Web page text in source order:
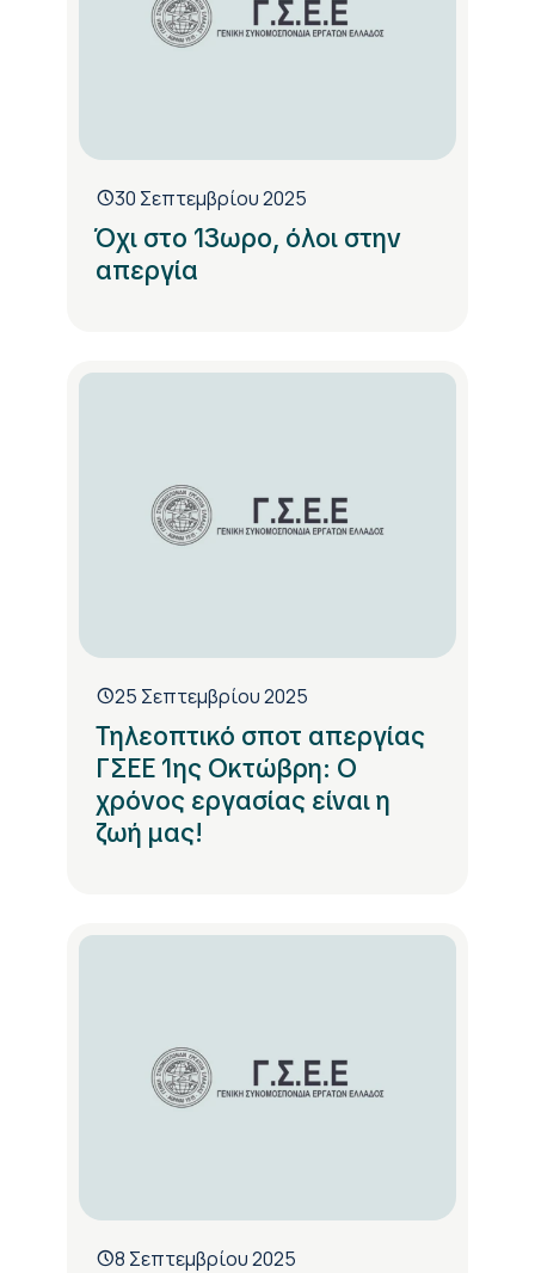
30 Σεπτεμβρίου 2025
Όχι στο 13ωρο, όλοι στην
απεργία
25 Σεπτεμβρίου 2025
Τηλεοπτικό σποτ απεργίας
ΓΣΕΕ 1ης Οκτώβρη: Ο
χρόνος εργασίας είναι η
ζωή μας!
8 Σεπτεμβρίου 2025